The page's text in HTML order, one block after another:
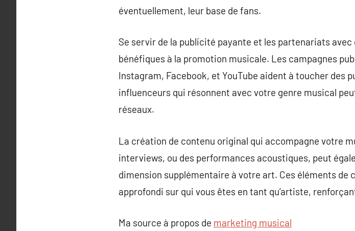
éventuellement, leur base de fans.
Se servir de la publicité payante et les partenariats
bénéfiques à la promotion musicale. Les campagnes
Instagram, Facebook, et YouTube aident à toucher des
influenceurs qui résonnent avec votre genre musical
réseaux.
La création de contenu original qui accompagne votre
interviews, ou des performances acoustiques, peut
dimension supplémentaire à votre art. Ces éléments de
approfondi sur qui vous êtes en tant qu’artiste,
Ma source à propos de marketing musical